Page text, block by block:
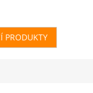
PRODUKTY